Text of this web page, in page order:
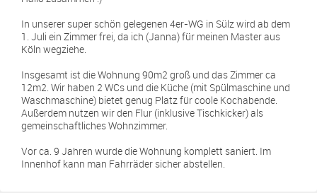
In unserer super schön gelegenen 4er-WG in Sülz wird ab dem
1. Juli ein Zimmer frei, da ich (Janna) für meinen Master aus
Köln wegziehe.
Insgesamt ist die Wohnung 90m2 groß und das Zimmer ca
12m2. Wir haben 2 WCs und die Küche (mit Spülmaschine und
Waschmaschine) bietet genug Platz für coole Kochabende.
Außerdem nutzen wir den Flur (inklusive Tischkicker) als
gemeinschaftliches Wohnzimmer.
Vor ca. 9 Jahren wurde die Wohnung komplett saniert. Im
Innenhof kann man Fahrräder sicher abstellen.